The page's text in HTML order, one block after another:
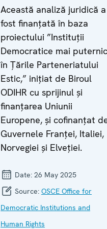
Această analiză juridică a
fost finanțată în baza
proiectului ”Instituții
Democratice mai
în Țările Parteneriatului
Estic,” inițiat de Biroul
ODIHR cu sprijinul și
finanțarea Uniunii
Europene, și cofinanțat
Guvernele Franței, Italiei,
Norvegiei și Elveției.
Date: 26 May 2025
Source: OSCE Office for
Democratic Institutions and
Human Rights